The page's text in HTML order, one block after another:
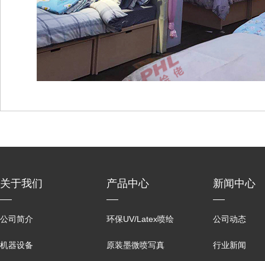
关于我们
公司简介
机器设备
产品中心
环保UV/Latex喷绘
原装墨微喷写真
新闻中心
公司动态
行业新闻